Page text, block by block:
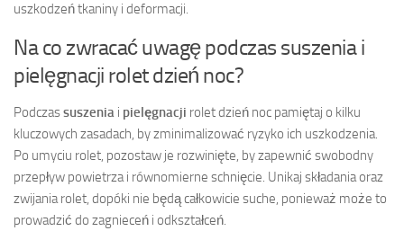
uszkodzeń tkaniny i deformacji.
Na co zwracać uwagę podczas suszenia i
pielęgnacji rolet dzień noc?
Podczassuszenia i pielęgnacji rolet dzień noc pamiętaj o kilku
kluczowych zasadach, by zminimalizować ryzyko ich uszkodzenia.
Po umyciu rolet, pozostaw je rozwinięte, by zapewnić swobodny
przepływ powietrza i równomierne schnięcie. Unikaj składania oraz
zwijania rolet, dopóki nie będą całkowicie suche, ponieważ może to
prowadzić do zagnieceń i odkształceń.